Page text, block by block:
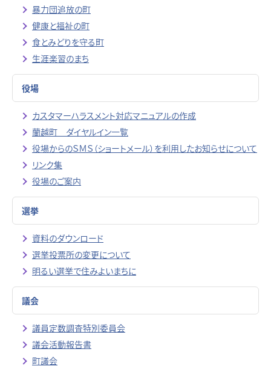
暴力団追放の町
健康と福祉の町
食とみどりを守る町
生涯楽習のまち
役場
カスタマーハラスメント対応マニュアルの作成
蘭越町 ダイヤルイン一覧
役場からのＳＭＳ（ショートメール）を利用したお知らせについて
リンク集
役場のご案内
選挙
資料のダウンロード
選挙投票所の変更について
明るい選挙で住みよいまちに
議会
議員定数調査特別委員会
議会活動報告書
町議会